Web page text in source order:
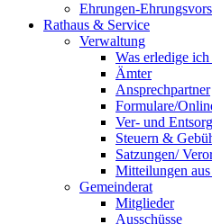
Ehrungen-
Rathaus & Service
Verwaltung
Was erledige
Ämter
Ansprechpartner
Formulare/
Ver- und
Steuern &
Satzungen/
Mitteilungen
Gemeinderat
Mitglieder
Ausschüsse